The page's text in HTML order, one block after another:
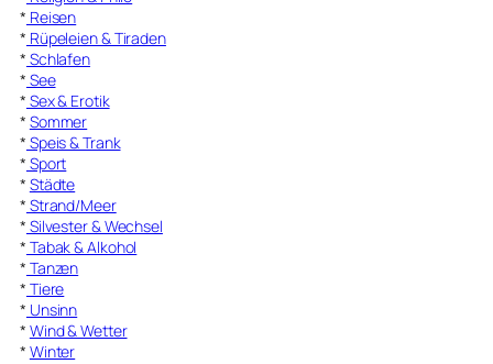
* Reisen
* Rüpeleien & Tiraden
* Schlafen
* See
* Sex & Erotik
* Sommer
* Speis & Trank
* Sport
* Städte
* Strand/Meer
* Silvester & Wechsel
* Tabak & Alkohol
* Tanzen
* Tiere
* Unsinn
* Wind & Wetter
* Winter